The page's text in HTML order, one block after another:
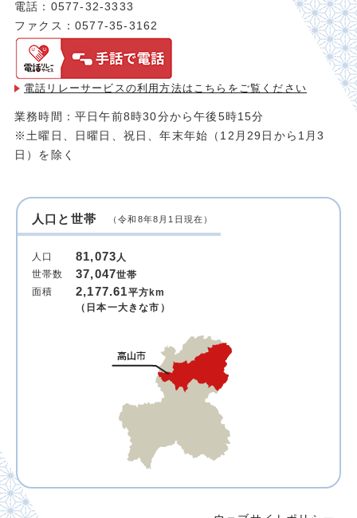
電話：0577-32-3333
ファクス：0577-35-3162
電話リレーサービスの利用方法は こちらをご覧ください
業務時間：平日午前8時30分から午後5時15分
※土曜日、日曜日、祝日、年末年始（12月29日から1月3
日）を除く
人口と世帯 （令和8年8月1日現在）
人口 81,073人
世帯数
37,047世帯
面積
2,177.61平方km
（日本一大きな市）